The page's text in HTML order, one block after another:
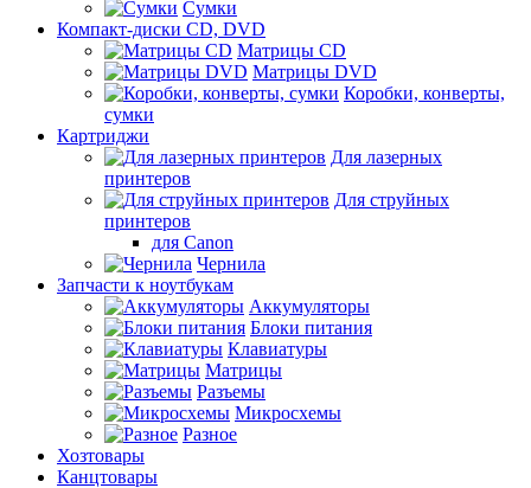
Сумки
Компакт-диски CD, DVD
Матрицы CD
Матрицы DVD
Коробки, конверты,
сумки
Картриджи
Для лазерных
принтеров
Для струйных
принтеров
для Canon
Чернила
Запчасти к ноутбукам
Аккумуляторы
Блоки питания
Клавиатуры
Матрицы
Разъемы
Микросхемы
Разное
Хозтовары
Канцтовары